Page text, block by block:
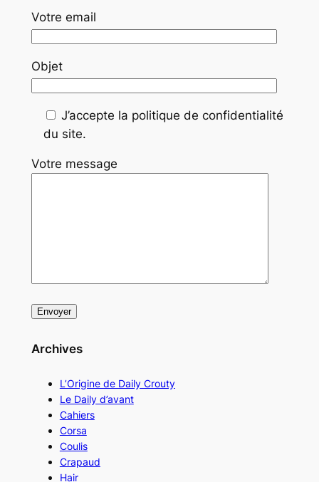
Votre email
Objet
J’accepte la politique de confidentialité
du site.
Votre message
Archives
L’Origine de Daily Crouty
Le Daily d’avant
Cahiers
Corsa
Coulis
Crapaud
Hair